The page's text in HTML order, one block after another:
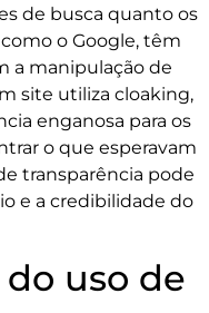
de busca quanto os
o Google, têm
a manipulação de
site utiliza cloaking,
enganosa para os
o que esperavam
transparência pode
e a credibilidade do
uso de